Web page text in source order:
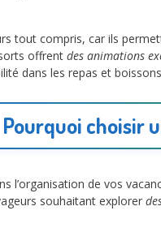
tout compris, car ils
offrent des animations
dans les repas et
Pourquoi choisir
l’organisation de vos
souhaitant explorer